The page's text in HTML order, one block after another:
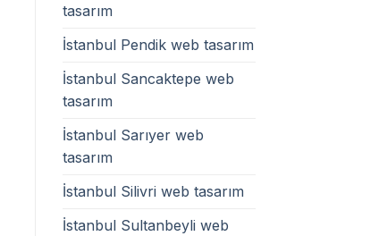
tasarım
İstanbul Pendik web tasarım
İstanbul Sancaktepe web
tasarım
İstanbul Sarıyer web
tasarım
İstanbul Silivri web tasarım
İstanbul Sultanbeyli web